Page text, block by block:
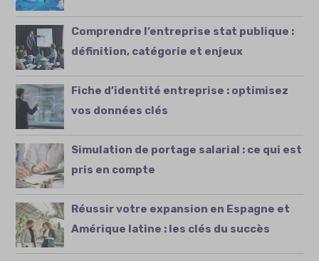
Comprendre l’entreprise stat publique :
définition, catégorie et enjeux
Fiche d’identité entreprise : optimisez
vos données clés
Simulation de portage salarial : ce qui est
pris en compte
Réussir votre expansion en Espagne et
Amérique latine : les clés du succès